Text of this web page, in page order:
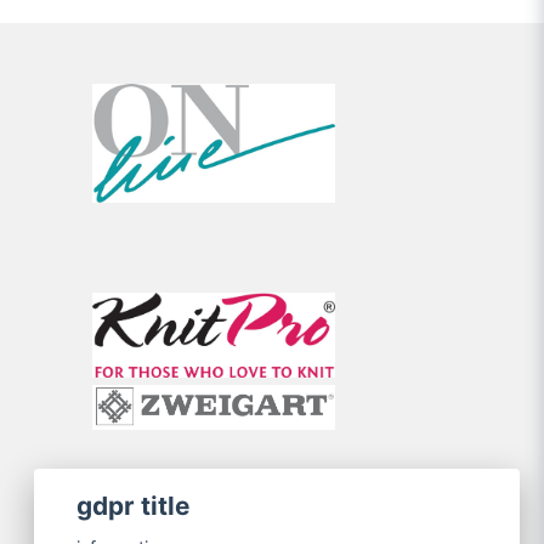
gdpr title